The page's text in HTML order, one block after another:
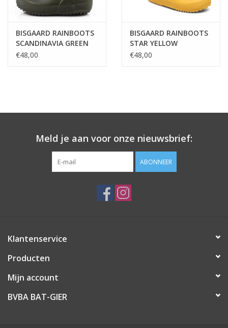
BISGAARD RAINBOOTS
SCANDINAVIA GREEN
€48,00
BISGAARD RAINBOOTS
STAR YELLOW
€48,00
Meld je aan voor onze nieuwsbrief:
ABONNEER
Klantenservice
Producten
Mijn account
BVBA BAT-GIER